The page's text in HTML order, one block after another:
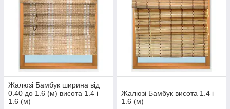
Жалюзі Бамбук ширина від
0.40 до 1.6 (м) висота 1.4 і
1.6 (м)
Жалюзі Бамбук висота 1.4 і
1.6 (м)